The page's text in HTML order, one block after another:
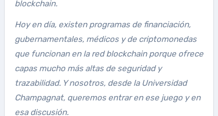
blockchain.
Hoy en día, existen programas de financiación,
gubernamentales, médicos y de criptomonedas
que funcionan en la red blockchain porque ofrece
capas mucho más altas de seguridad y
trazabilidad. Y nosotros, desde la Universidad
Champagnat, queremos entrar en ese juego y en
esa discusión.